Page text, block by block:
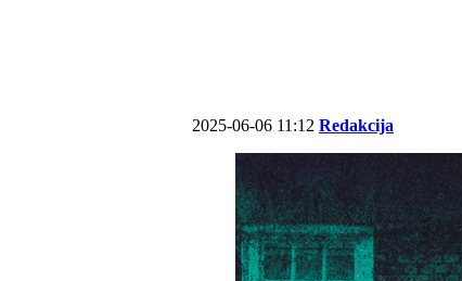
2025-06-06 11:12 Redakcija